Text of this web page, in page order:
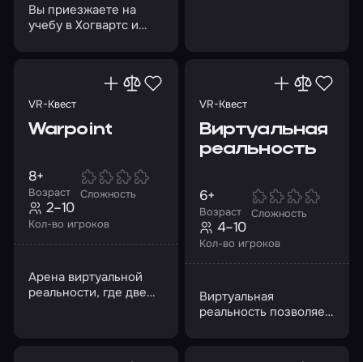
Вы приезжаете на
учебу в Хогвартс и
VR-Квест
Warpoint
Возраст
8+
Сложность
Кол-во игроков
2–10
Арена виртуальной
реальности, где две
VR-Квест
Виртуальная
реальность
Возраст
6+
Сложность
Кол-во игроков
4–10
Виртуальная
реальность позволяет